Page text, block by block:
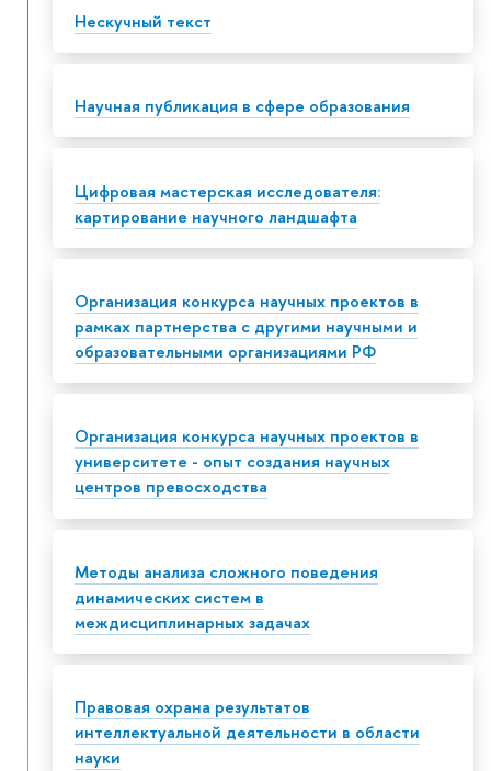
Нескучный текст
Научная публикация в сфере образования
Цифровая мастерская исследователя:
картирование научного ландшафта
Организация конкурса научных проектов в
рамках партнерства с другими научными и
образовательными организациями РФ
Организация конкурса научных проектов в
университете - опыт создания научных
центров превосходства
Методы анализа сложного поведения
динамических систем в
междисциплинарных задачах
Правовая охрана результатов
интеллектуальной деятельности в области
науки